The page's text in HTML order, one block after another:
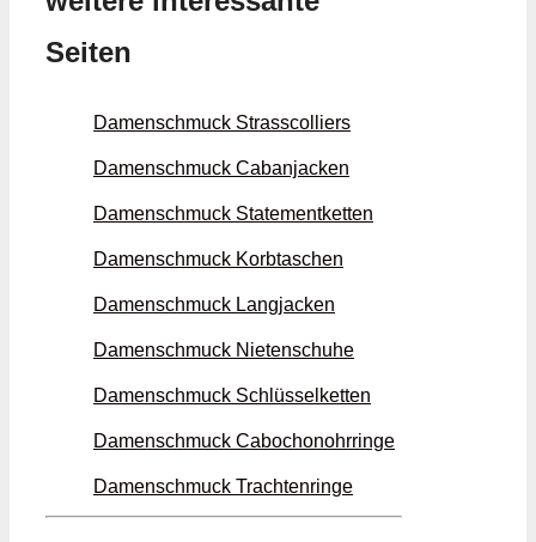
Seiten
Damenschmuck Strass­colliers
Damenschmuck Caban­jacken
Damenschmuck Statement­ketten
Damenschmuck Korb­taschen
Damenschmuck Lang­jacken
Damenschmuck Nieten­schuhe
Damenschmuck Schlüssel­ketten
Damenschmuck Cabochon­ohrringe
Damenschmuck Trachten­ringe